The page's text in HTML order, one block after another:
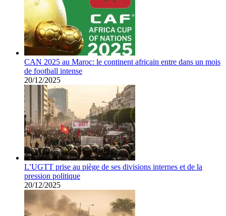
CAN 2025 au Maroc: le continent africain entre dans un mois
de football intense
20/12/2025
L’UGTT prise au piège de ses divisions internes et de la
pression politique
20/12/2025